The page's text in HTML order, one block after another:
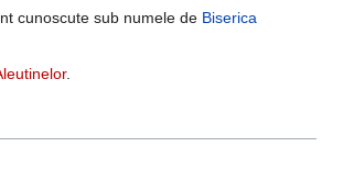
cunoscute sub numele de Biserica
.